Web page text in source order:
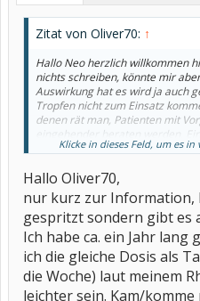
Zitat von Oliver70: ↑
Hallo Neo herzlich willkommen
nichts schreiben, könnte mir
Auswirkung hat es wird ja auch
Tropfen nicht zum Einsatz
denen rät man, Patienten mit
eingehender beraten werden.
Probleme Morphin zu
letztendlich aber bekommen.
Vielleicht kann Dir bezgl. MTX
hier verschrieben bekommen,
Bechterew Erkrankungen
VG
Oliver
Klicke in dieses Feld, um es
Hallo Oliver70,
nur kurz zur Information,
gespritzt sondern gibt es
Ich habe ca. ein Jahr
ich die gleiche Dosis als
die Woche) laut meinem
leichter sein. Kam/